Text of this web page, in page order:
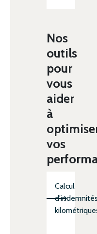
Nos
outils
pour
vous
aider
à
vos
Calcul